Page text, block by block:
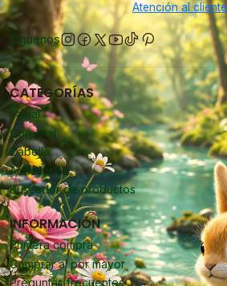
Atención al cliente
Síguenos
CATEGORÍAS
Facial
Corporal
Cabello
Accesorios
Buscador de productos
INFORMACIÓN
Primera compra
Comprar al por mayor
Preguntas frecuentes